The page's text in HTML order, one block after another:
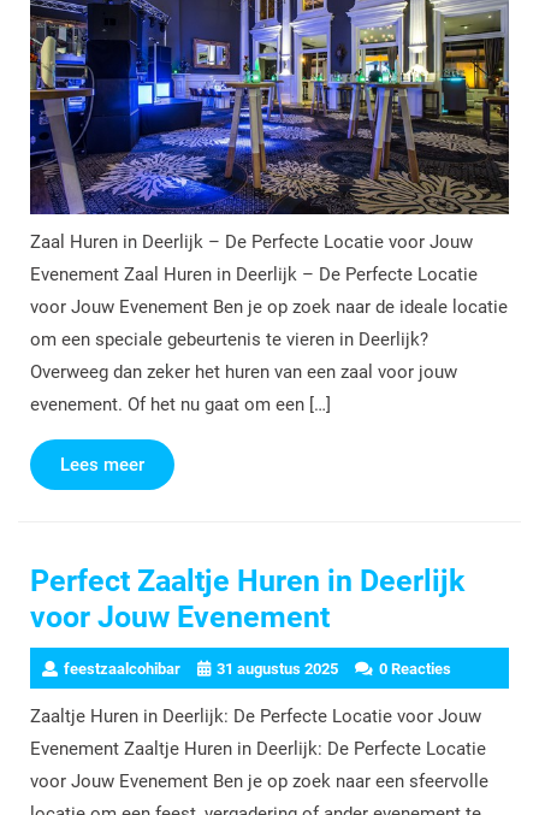
Zaal Huren in Deerlijk – De Perfecte Locatie voor Jouw
Evenement Zaal Huren in Deerlijk – De Perfecte Locatie
voor Jouw Evenement Ben je op zoek naar de ideale locatie
om een speciale gebeurtenis te vieren in Deerlijk?
Overweeg dan zeker het huren van een zaal voor jouw
evenement. Of het nu gaat om een […]
Lees meerLees
meer
Perfect Zaaltje Huren in Deerlijk
voor Jouw Evenement
feestzaalcohibar 31 augustus 2025 0 Reacties
Zaaltje Huren in Deerlijk: De Perfecte Locatie voor Jouw
Evenement Zaaltje Huren in Deerlijk: De Perfecte Locatie
voor Jouw Evenement Ben je op zoek naar een sfeervolle